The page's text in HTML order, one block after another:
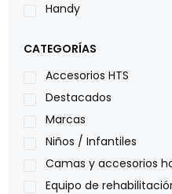
Handy
Leggero
Lumex
Medical Store
Nidek
Oxiplus
Philips
Pride
CATEGORÍAS
Accesorios HTS
Destacados
Marcas
Niños / Infantiles
Camas y accesorios
Equipo de